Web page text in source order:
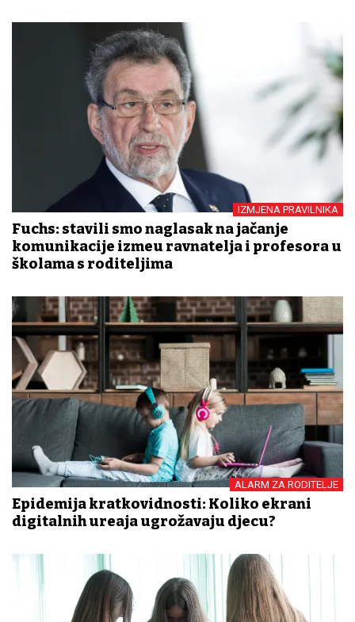
IZMJENA PRAVILNIKA
Fuchs: stavili smo naglasak na jačanje
komunikacije između ravnatelja i profesora u
školama s roditeljima
ALARM ZA RODITELJE
Epidemija kratkovidnosti: Koliko ekrani
digitalnih uređaja ugrožavaju djecu?